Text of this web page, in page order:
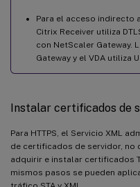
Para el acceso indirecto
Citrix Receiver utiliza
con NetScaler Gateway.
Gateway y el VDA utiliza
Instalar certificados de
Para HTTPS, el Servicio XML
de certificados de servidor, no
adquirir e instalar certificados
mismos pasos se pueden